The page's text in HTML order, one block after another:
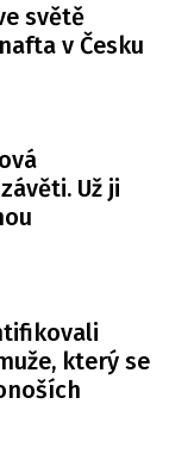
světě
v Česku
Už ji
který se